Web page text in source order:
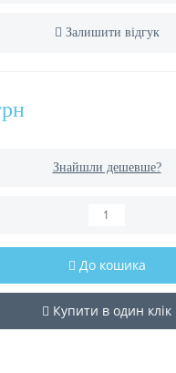
Залишити відгук
Знайшли дешевше?
До кошика
Купити в один клік